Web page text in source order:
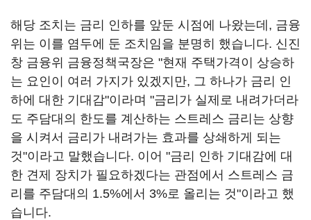
해당 조치는 금리 인하를 앞둔 시점에 나왔는데, 금융
위는 이를 염두에 둔 조치임을 분명히 했습니다. 신진
창 금융위 금융정책국장은 "현재 주택가격이 상승하
는 요인이 여러 가지가 있겠지만, 그 하나가 금리 인
하에 대한 기대감"이라며 "금리가 실제로 내려가더라
도 주담대의 한도를 계산하는 스트레스 금리는 상향
을 시켜서 금리가 내려가는 효과를 상쇄하게 되는
것"이라고 말했습니다. 이어 "금리 인하 기대감에 대
한 견제 장치가 필요하겠다는 관점에서 스트레스 금
리를 주담대의 1.5%에서 3%로 올리는 것"이라고 했
습니다.